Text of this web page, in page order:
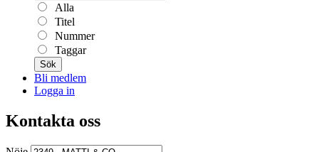
Alla
Titel
Nummer
Taggar
Sök
Bli medlem
Logga in
Kontakta oss